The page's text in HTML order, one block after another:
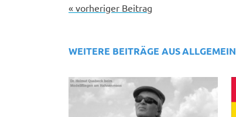
« vorheriger Beitrag
WEITERE BEITRÄGE AUSALLGEMEIN